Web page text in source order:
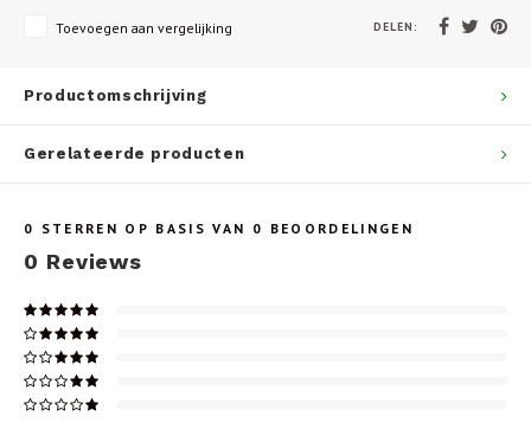
Toevoegen aan vergelijking DELEN:
Productomschrijving
Gerelateerde producten
0 STERREN OP BASIS VAN 0 BEOORDELINGEN
0 Reviews